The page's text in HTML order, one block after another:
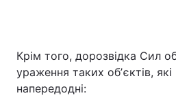
Крім того, дорозвідка Сил
ураження таких обʼєктів, які
напередодні: